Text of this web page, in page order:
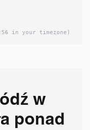
in your timezone)
w
ponad